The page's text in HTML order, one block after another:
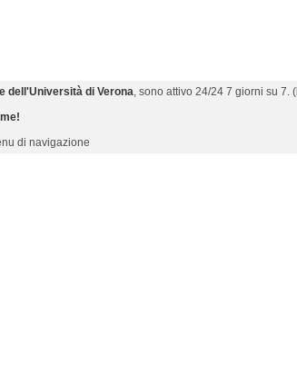
dell'Università di Verona, sono attivo 24/24 7 giorni su 7. (
di navigazione